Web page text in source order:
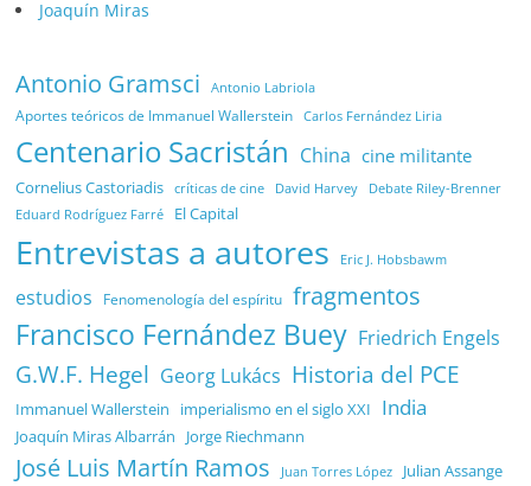
Joaquín Miras
Antonio Gramsci Antonio Labriola
Aportes teóricos de Immanuel Wallerstein Carlos Fernández Liria
Centenario Sacristán China cine militante
Cornelius Castoriadis críticas de cine David Harvey Debate Riley-Brenner
Eduard Rodríguez Farré El Capital
Entrevistas a autores Eric J. Hobsbawm
estudios Fenomenología del espíritu fragmentos
Francisco Fernández Buey Friedrich Engels
G.W.F. Hegel Georg Lukács Historia del PCE
Immanuel Wallerstein imperialismo en el siglo XXI India
Joaquín Miras Albarrán Jorge Riechmann
José Luis Martín Ramos Juan Torres López Julian Assange